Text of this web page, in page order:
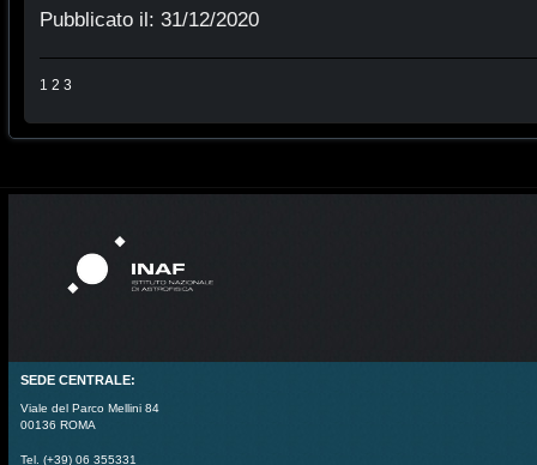
Pubblicato il: 31/12/2020
1 2 3
SEDE CENTRALE:
Viale del Parco Mellini 84
00136 ROMA
Tel. (+39) 06 355331